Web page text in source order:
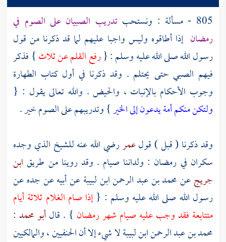
805 - مسألة : ونستحب
تدريب الصبيان على الصوم في
رمضان إذا أطاقوه وليس واجبا عليهم لما قد ذكرنا من قول
رسول الله صلى الله عليه وسلم : {رفع القلم عن ثلاث} فذكر
فيهم الصبي حتى يحتلم . وقد ذكرنا في أول كتاب الطهارة
وجوب الأحكام بالإنبات ، والحيض . والله تعالى يقول : {
ولتكن منكم أمة يدعون إلى الخير} وتدريبهم على الصوم خير .
وقد ذكرنا ( قبل ) قولعمررضي الله عنه للشيخ الذي وجده
سكران في رمضان : ولداننا صيام . وقد روينا من طريق ابن
جريجعنمحمد بن عبد الرحمن ابن لبيبةعن أبيه عن جده عن
رسول الله صلى الله عليه وسلم : {إذا صام الغلام ثلاثة أيام
متتابعة فقد وجب عليه صيام شهر رمضان } . قالأبو محمد :
محمد بن عبد الرحمن ابن لبيبةلا شيء إلا أن الحنفيين ، والمالكيين